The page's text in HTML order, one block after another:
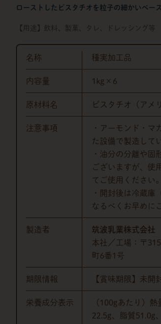
ローストしたピスタチオを粒子の細かいペー
【用途】飲料、製菓、タレ、ドレッシング等
名称 種実加工品
内容量 1kg×6
原材料名 ピスタチオ（アメ
注意事項
・アーモンド・マ
た設備で製造して
・油分の分離や固
ございますが、使
てご使用ください。
・開封後は冷蔵庫
なるべくお早めに
製造者
筑波乳業株式会社
本社／工場：〒
町6番1号
期限情報 【賞味期限】未開
栄養成分表示
（100gあたり）
22.5g、脂質51.0g